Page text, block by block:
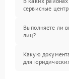
сервисные
Выполняете ли
лиц?
Какую
для